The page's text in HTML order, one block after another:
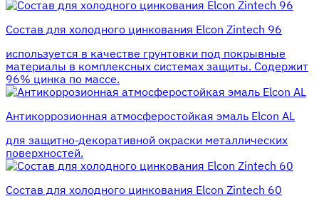
Состав для холодного цинкования Elcon Zintech 96
используется в качестве грунтовки под покрывные
материалы в комплексных системах защиты. Cодержит
96% цинка по массе.
Антикоррозионная атмосферостойкая эмаль Elcon AL
для защитно-декоративной окраски металлических
поверхностей.
Состав для холодного цинкования Elcon Zintech 60